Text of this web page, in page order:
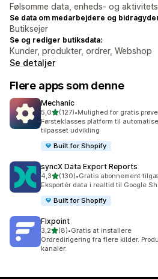
Følsomme data, enheds- og
Se data om medarbejdere og
Butiksejer
Se og rediger butiksdata:
Kunder, produkter, ordrer, Webshop
Se detaljer
Flere apps som denne
Mechanic
5,0ud af 5 stjerner
(127)
127 anmeldelser i alt
•Mulighed for gratis
Førsteklasses platform til
tilpasset udvikling
Built for Shopify
syncX Data Export Reports
4,3ud af 5 stjerner
(130)
130 anmeldelser i alt
•Gratis abonnement
Eksportér data i realtid til Google
Built for Shopify
Flxpoint
3,2ud af 5 stjerner
(8)
8 anmeldelser i alt
•Gratis at installere
Ordredirigering fra flere kilder.
kanaler.